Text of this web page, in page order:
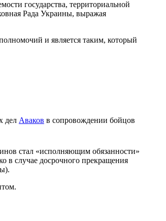
государства, территориальной
Рада Украины, выражая
и является таким, который
дел Аваков в сопровождении бойцов
стал «исполняющим обязанности»
в случае досрочного прекращения